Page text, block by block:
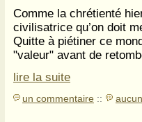
Comme la chrétienté
civilisatrice qu’on doit
Quitte à piétiner ce
"valeur" avant de
lire la suite
un commentaire ::